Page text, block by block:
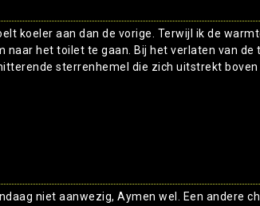
koeler aan dan de vorige. Terwijl ik de
naar het toilet te gaan. Bij het verlaten van
sterrenhemel die zich uitstrekt boven
niet aanwezig, Aymen wel. Een andere